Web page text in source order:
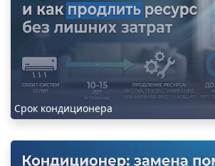
Срок кондиционера